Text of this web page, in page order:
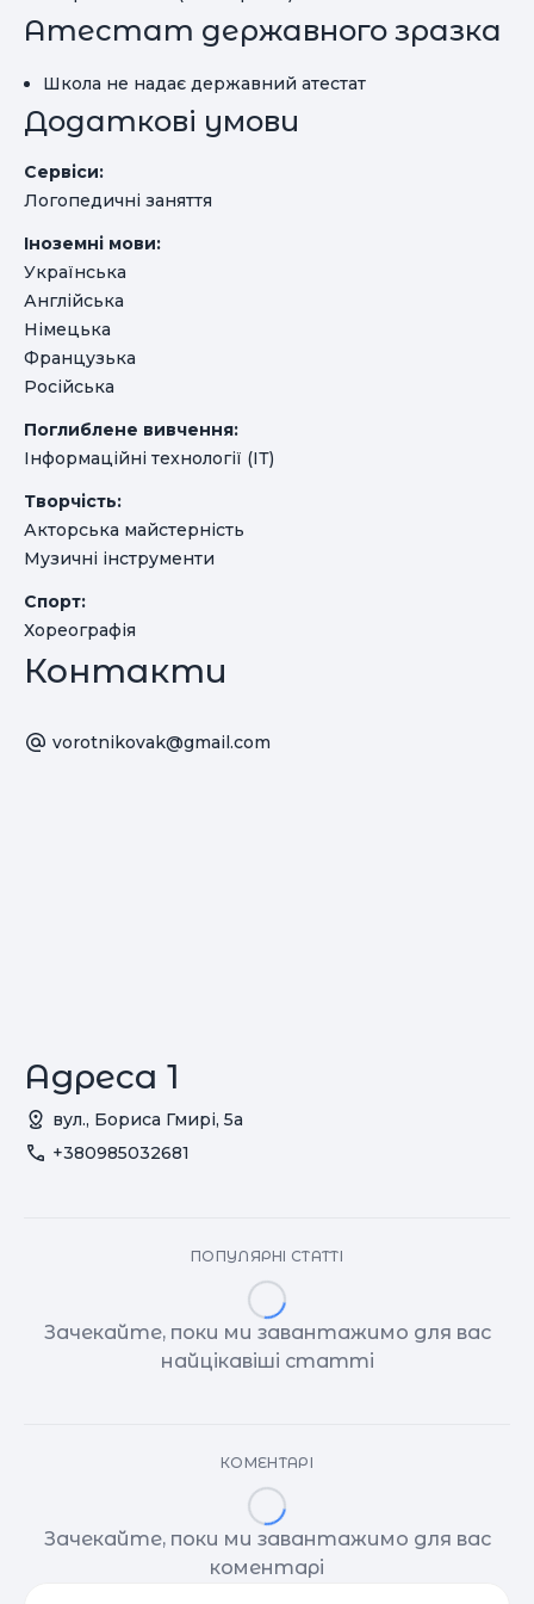
Атестат державного зразка
Школа не надає державний атестат
Додаткові умови
Сервіси:
Логопедичні заняття
Іноземні мови:
Українська
Англійська
Німецька
Французька
Російська
Поглиблене вивчення:
Інформаційні технології (ІТ)
Творчість:
Акторська майстерність
Музичні інструменти
Спорт:
Хореографія
Контакти
vorotnikovak@gmail.com
Адреса 1
вул., Бориса Гмирі, 5а
+380985032681
ПОПУЛЯРНІ СТАТТІ
Зачекайте, поки ми завантажимо для вас
найцікавіші статті
КОМЕНТАРІ
Зачекайте, поки ми завантажимо для вас
коментарі